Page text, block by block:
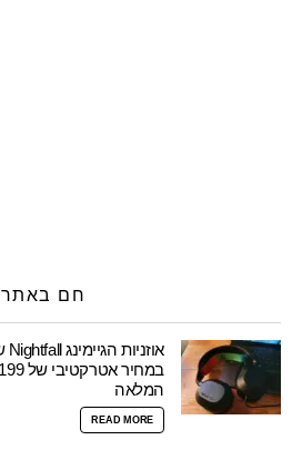
חם באתר
המלאה
READ MORE